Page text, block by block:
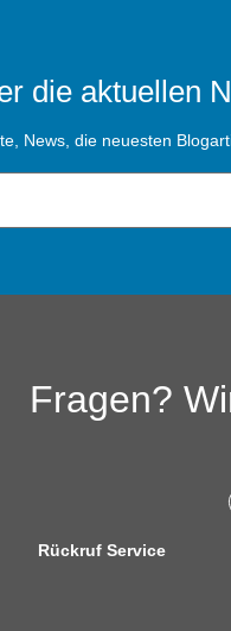
die aktuellen
News, die neuesten
Fragen?
Rückruf Service